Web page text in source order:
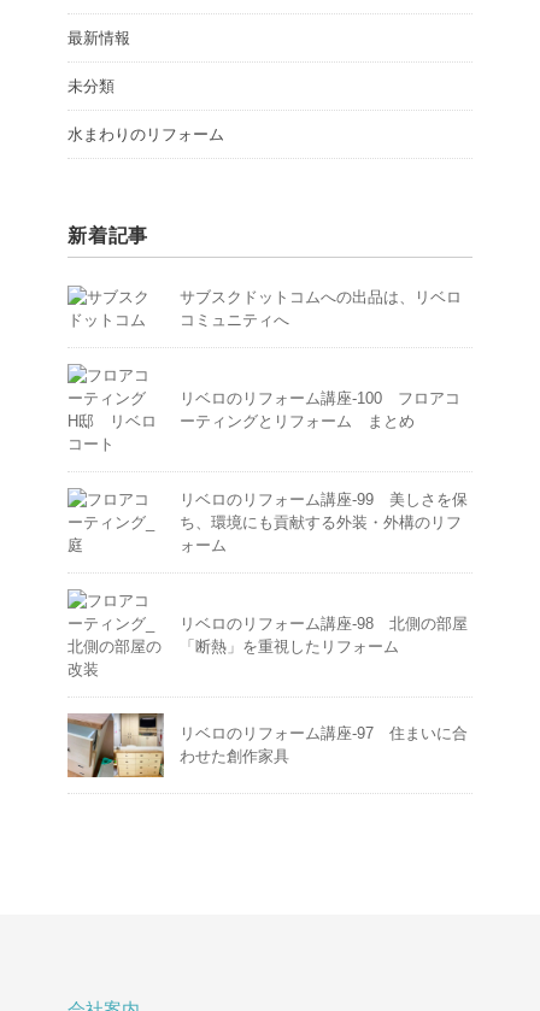
最新情報
未分類
水まわりのリフォーム
新着記事
サブスクドットコムへの出品は、リベロ
コミュニティへ
リベロのリフォーム講座-100 フロアコ
ーティングとリフォーム まとめ
リベロのリフォーム講座-99 美しさを保
ち、環境にも貢献する外装・外構のリフ
ォーム
リベロのリフォーム講座-98 北側の部屋
「断熱」を重視したリフォーム
リベロのリフォーム講座-97 住まいに合
わせた創作家具